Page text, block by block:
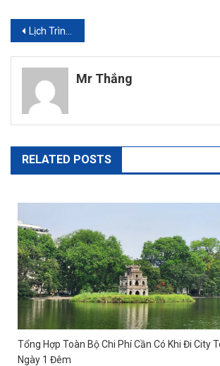
Điều
hướng
bài
viết
Lịch Trình Du Lịch Flamingo Cát Bà 3 Ngày 2 Đêm Dành Cho Mùa Hè 2025
Mr Thắng
RELATED POSTS
Tổng Hợp Toàn Bộ Chi Phí Cần Có Khi Đi City
Ngày 1 Đêm